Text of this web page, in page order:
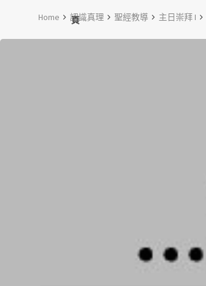
頁
Home 認識真理 聖經教導 主日崇拜 I